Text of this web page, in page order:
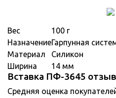
Вес
100 г
НазначениеГарпунная
Материал
Силикон
Ширина
14 мм
Вставка ПФ-3645
Средняя оценка